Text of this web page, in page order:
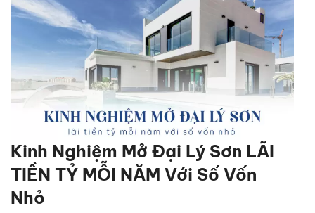
Kinh Nghiệm Mở Đại Lý Sơn LÃI
TIỀN TỶ MỖI NĂM Với Số Vốn
Nhỏ